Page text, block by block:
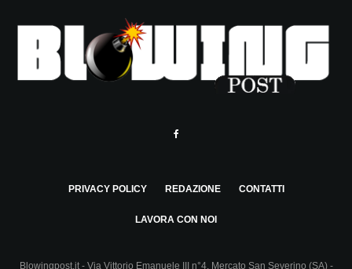
PRIVACY POLICY REDAZIONE CONTATTI
LAVORA CON NOI
Blowingpost.it - Via Vittorio Emanuele III n°4, Mercato San Severino (SA) -